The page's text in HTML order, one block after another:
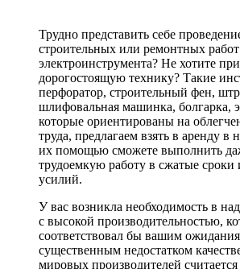
Трудно представить себе
строительных или ремонтных
электроинструмента? Не хотите
дорогостоящую технику? Такие
перфоратор, строительный фен,
шлифовальная машинка, болгарка,
которые ориентированы на
труда, предлагаем взять в аренду
их помощью сможете выполнить
трудоемкую работу в сжатые сроки
усилий.
У вас возникла необходимость в
с высокой производительностью,
соответствовал бы вашим
существенным недостатком
мировых производителей